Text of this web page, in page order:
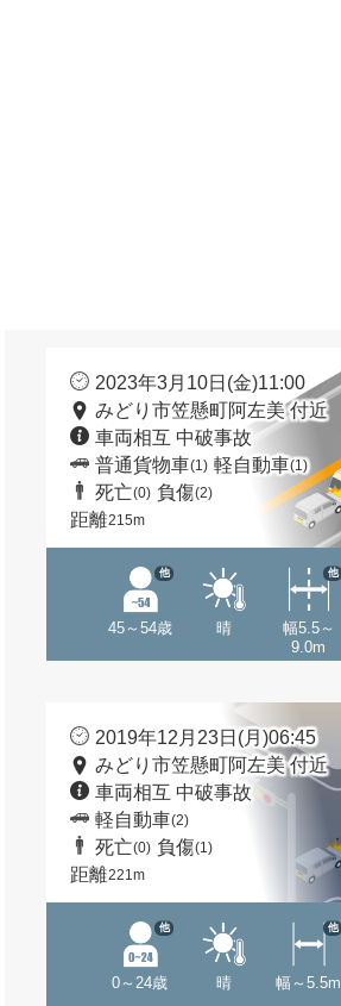
2023年3月10日(金)11:00
みどり市笠懸町阿左美 付近
車両相互 中破事故
普通貨物車(1) 軽自動車(1)
死亡(0) 負傷(2)
距離215m
45～54歳
他
晴
幅5.5～
9.0m
他
2019年12月23日(月)06:45
みどり市笠懸町阿左美 付近
車両相互 中破事故
軽自動車(2)
死亡(0) 負傷(1)
距離221m
0～24歳
他
晴 幅～5.5m
他